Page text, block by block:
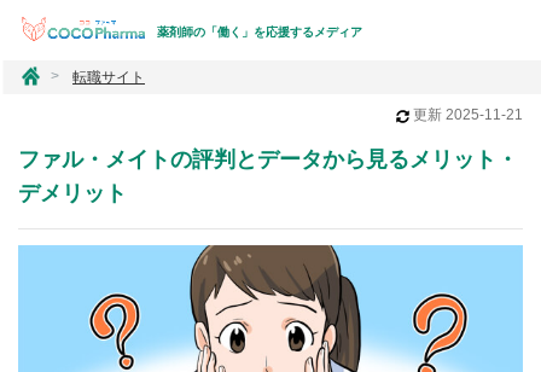
薬剤師の「働く」を応援するメディア
コ
ー
マ
転職サイト
更新 2025-11-21
ファル・メイトの評判とデータから見るメリット・
デメリット